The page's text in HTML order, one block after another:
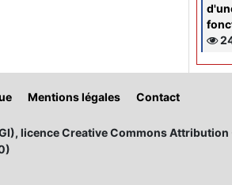
Mentions légales Contact
licence Creative Commons